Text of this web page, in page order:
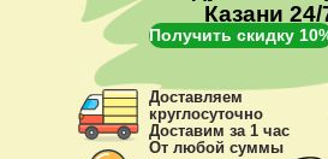
Казани 24/
Получить скидку
Доставляем
круглосуточно
Доставим за 1 час
От любой суммы